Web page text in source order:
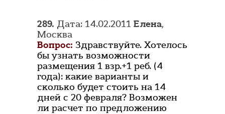
289. Дата: 14.02.2011 Елена,
Москва
Вопрос: Здравствуйте. Хотелось
бы узнать возможности
размещения 1 взр.+1 реб. (4
года): какие варианты и
сколько будет стоить на 14
дней с 20 февраля? Возможен
ли расчет по предложению